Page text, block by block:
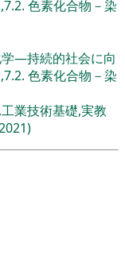
色素化合物－染
―持続的社会に向
色素化合物－染
業技術基礎,実教